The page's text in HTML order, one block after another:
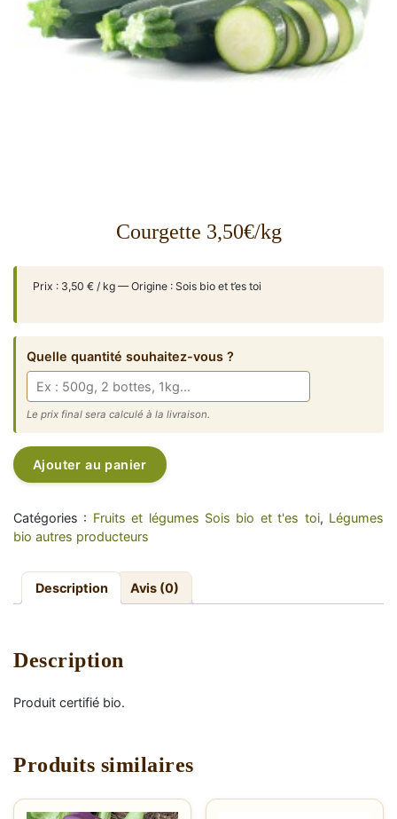
Courgette 3,50€/kg
Prix : 3,50 € / kg — Origine : Sois bio et t’es toi
Quelle quantité souhaitez-vous ?
Le prix final sera calculé à la livraison.
quantité
de
3,50€/kg
Ajouter au panier
Alternative:
Catégories : Fruits et légumes Sois bio et t'es toi, Légumes
bio autres producteurs
Description Avis (0)
Description
Produit certifié bio.
Produits similaires